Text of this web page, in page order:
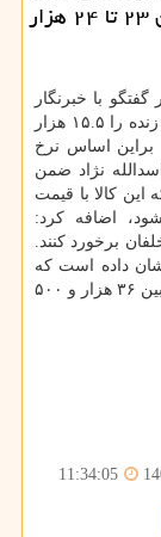
اظهار داشت: براین اساس نرخ مرغ باید بین ۲۳ تا ۲۴ هزار
با خبرنگار
مهر با اشاره به اینکه مرغداران هر کیلوگرم مرغ زنده را ۱۵.۵ هزار
براین اساس نرخ
حبیب اسدالله نژاد ضمن
این کالا با قیمت
اضافه کرد:
برخورد کنند.
داده است که
قیمت هر کیلوگرم مرغ در مغازه های سطح شهر بین ۳۶ هزار و ۵۰۰
11:34:05